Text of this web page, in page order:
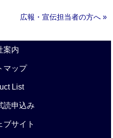
広報・宣伝担当者の方へ »
案内
マップ
List
読申込み
ブサイト